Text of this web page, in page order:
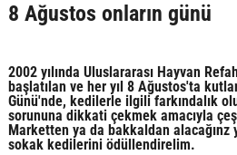
8 Ağustos onların günü
2002 yılında Uluslararası Hayvan
başlatılan ve her yıl 8 Ağustos'ta
Günü'nde, kedilerle ilgili farkındalık
sorununa dikkati çekmek amacıyla
Marketten ya da bakkaldan
sokak kedilerini ödüllendirelim.